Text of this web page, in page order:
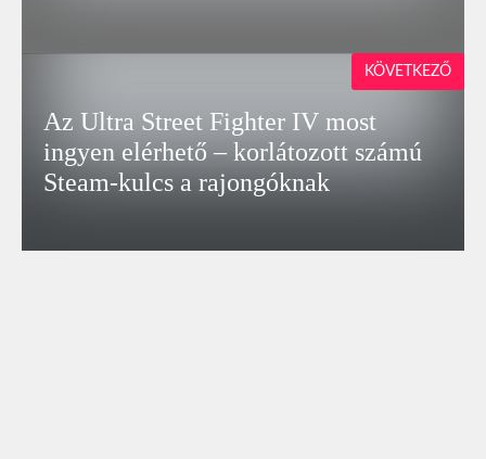
Az Ultra Street Fighter IV most
ingyen elérhető – korlátozott számú
Steam-kulcs a rajongóknak
KÖVETKEZŐ